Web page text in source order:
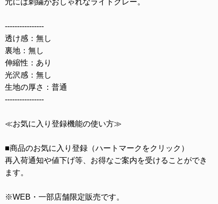
----------------
透け感：無し
裏地：無し
伸縮性：あり
光沢感：無し
生地の厚さ：普通
----------------
≪お気に入り登録機能の使い方≫
■商品のお気に入り登録（ハートマークをクリック）
再入荷通知や値下げ等、お得なご案内を受けることができ
ます。
※WEB・一部店舗限定販売です。